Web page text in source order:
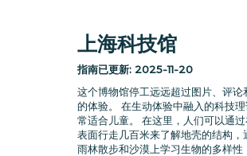
上海科技馆
指南已更新: 2025-11-20
这个博物馆停工远远超过图片、评论
的体验。 在生动体验中融入的科技
常适合儿童。 在这里，人们可以通
表面行走几百米来了解地壳的结构，
雨林散步和沙漠上学习生物的多样性